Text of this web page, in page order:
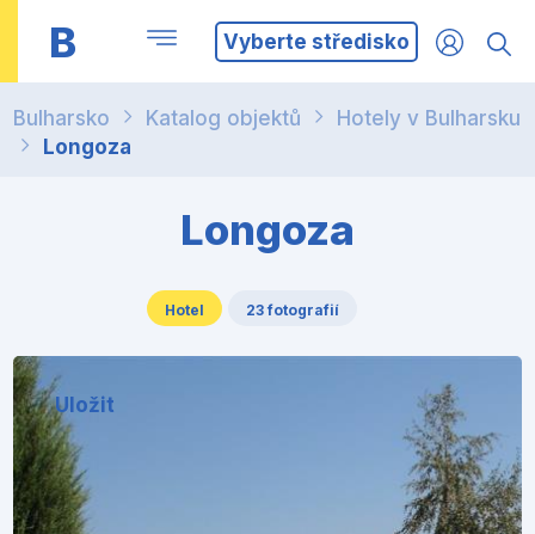
B Vyberte středisko
Bulharsko Katalog objektů
Hotely v Bulharsku
Longoza
Longoza
Hotel 23 fotografií
Uložit